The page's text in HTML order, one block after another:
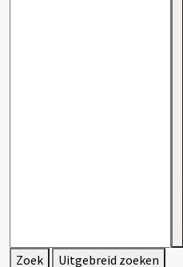
Zoek Uitgebreid zoeken